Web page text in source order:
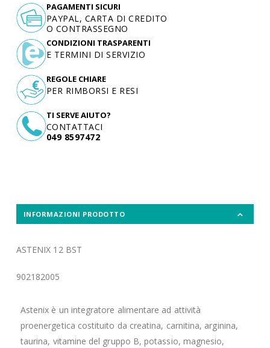
TI SERVE AIUTO?
CONTATTACI
049 8597472
PAGAMENTI SICURI
PAYPAL, CARTA DI CREDITO
O CONTRASSEGNO
CONDIZIONI TRASPARENTI
E TERMINI DI SERVIZIO
REGOLE CHIARE
PER RIMBORSI E RESI
INFORMAZIONI PRODOTTO
ASTENIX 12 BST
902182005
Astenix è un integratore alimentare ad attività
proenergetica costituito da creatina, carnitina, arginina,
taurina, vitamine del gruppo B, potassio, magnesio,